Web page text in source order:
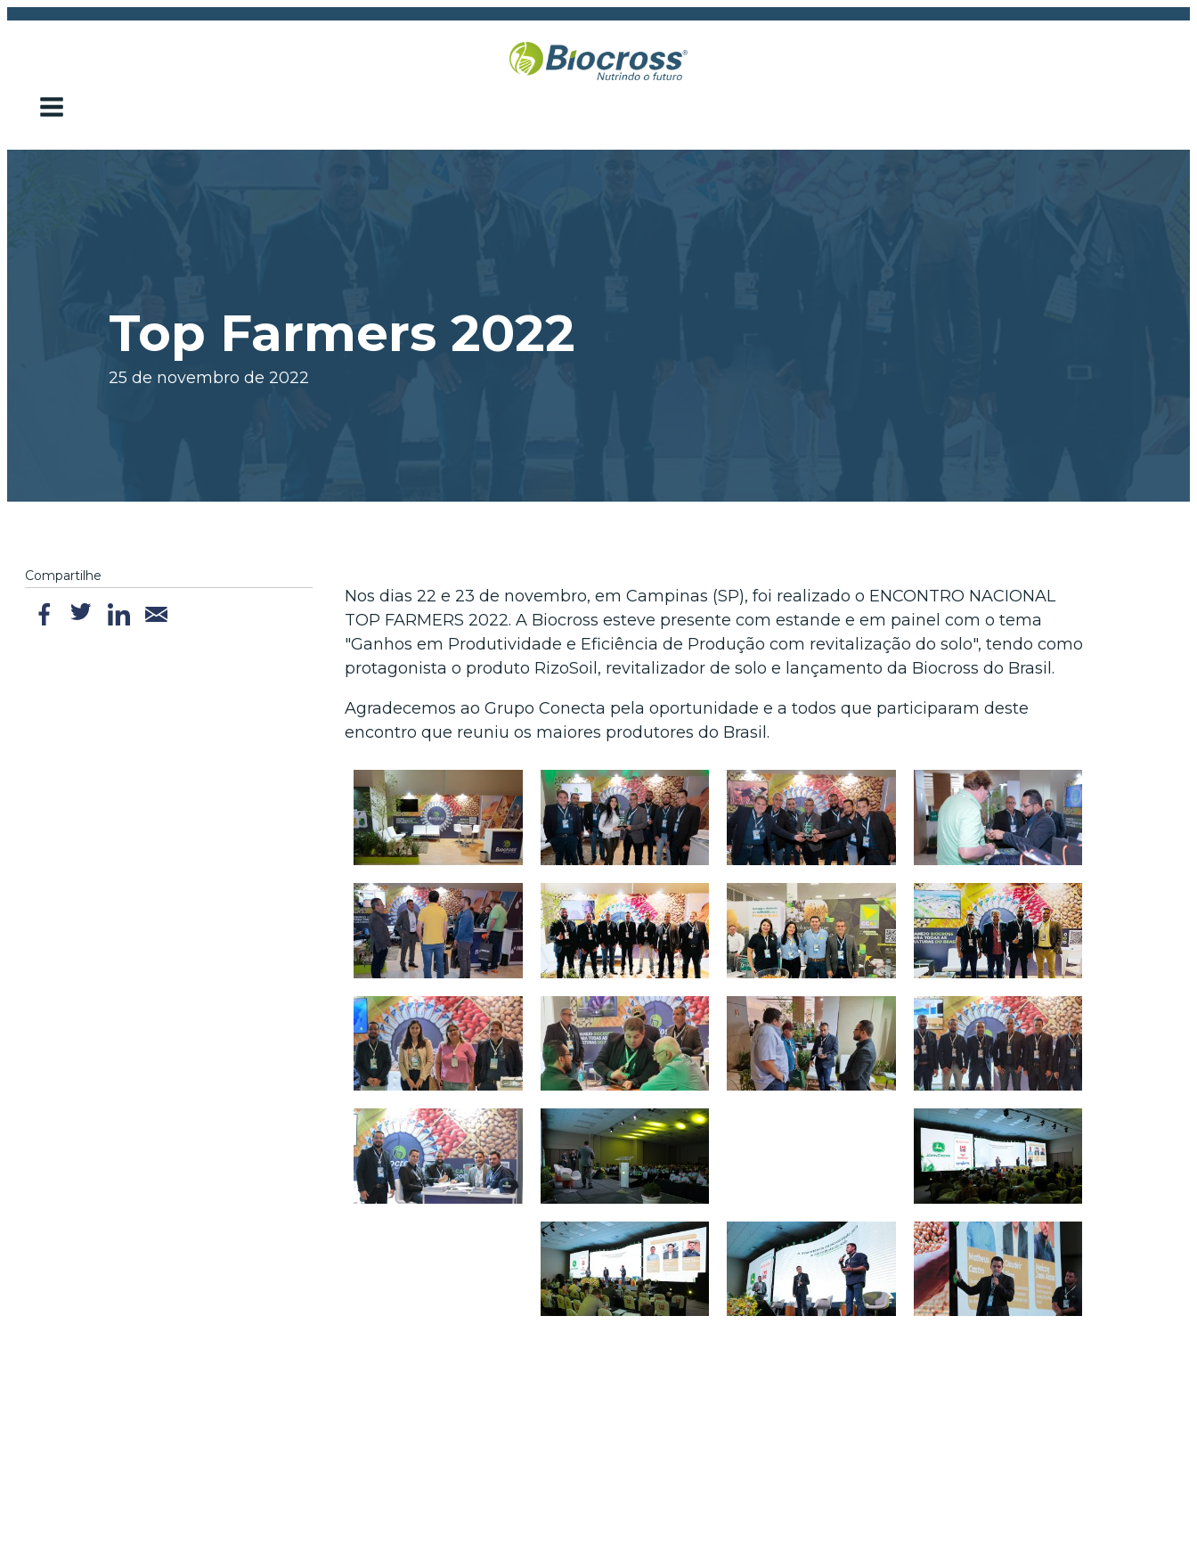
Top Farmers 2022
25 de novembro de 2022
Compartilhe
Nos dias 22 e 23 de novembro, em Campinas (SP), foi realizado o ENCONTRO NACIONAL
TOP FARMERS 2022. A Biocross esteve presente com estande e em painel com o tema
"Ganhos em Produtividade e Eficiência de Produção com revitalização do solo", tendo como
protagonista o produto RizoSoil, revitalizador de solo e lançamento da Biocross do Brasil.
Agradecemos ao Grupo Conecta pela oportunidade e a todos que participaram deste
encontro que reuniu os maiores produtores do Brasil.